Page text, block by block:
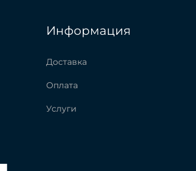
Информация
Доставка
Оплата
Услуги